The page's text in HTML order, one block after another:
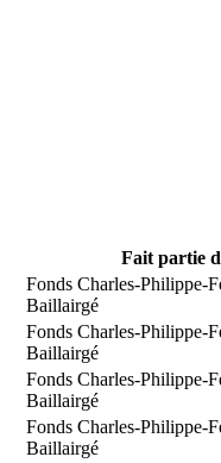
Fait partie
Fonds Charles-Philippe-
Baillairgé
Fonds Charles-Philippe-
Baillairgé
Fonds Charles-Philippe-
Baillairgé
Fonds Charles-Philippe-
Baillairgé